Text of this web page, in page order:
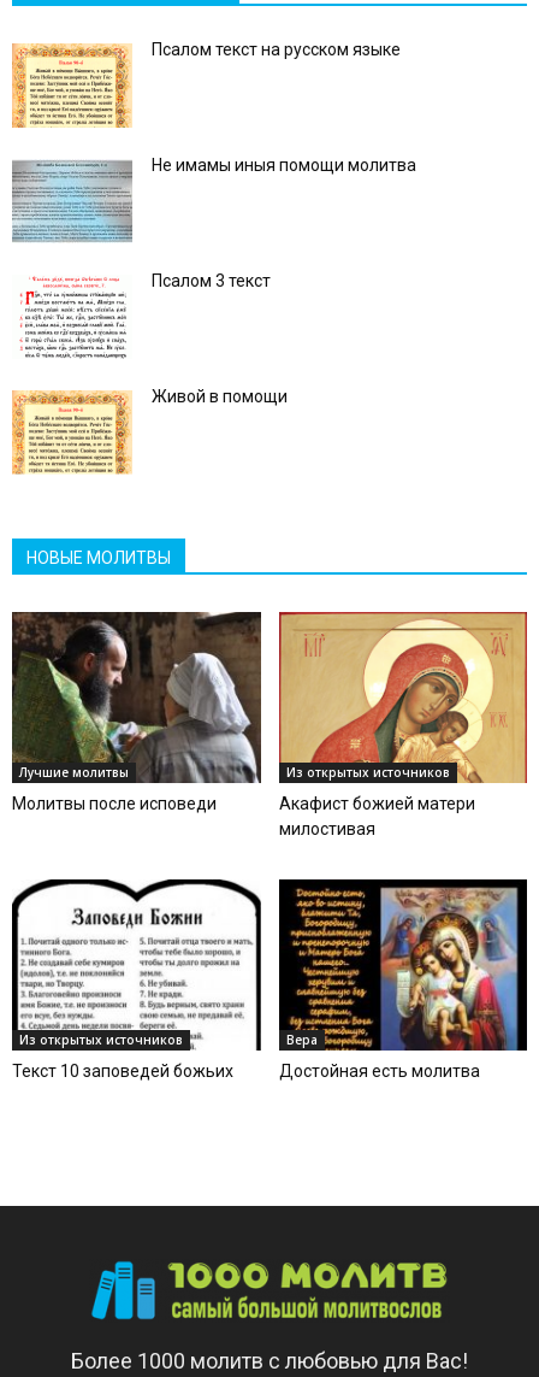
Псалом текст на русском языке
Не имамы иныя помощи молитва
Псалом 3 текст
Живой в помощи
НОВЫЕ МОЛИТВЫ
Лучшие молитвы
Молитвы после исповеди
Из открытых источников
Акафист божией матери
милостивая
Из открытых источников
Текст 10 заповедей божьих
Вера
Достойная есть молитва
Более 1000 молитв с любовью для Вас!